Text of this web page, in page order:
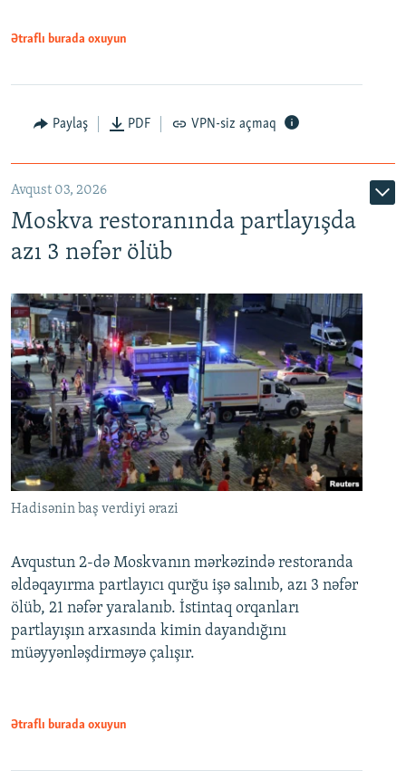
Ətraflı burada oxuyun
Paylaş PDF VPN-siz açmaq
Avqust 03, 2026
Moskva restoranında partlayışda
azı 3 nəfər ölüb
Hadisənin baş verdiyi ərazi
Avqustun 2-də Moskvanın mərkəzində restoranda
əldəqayırma partlayıcı qurğu işə salınıb, azı 3 nəfər
ölüb, 21 nəfər yaralanıb. İstintaq orqanları
partlayışın arxasında kimin dayandığını
müəyyənləşdirməyə çalışır.
Ətraflı burada oxuyun